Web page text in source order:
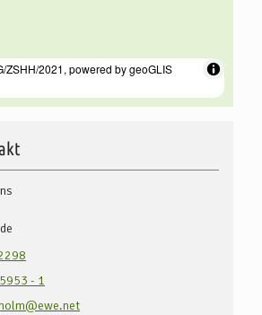
in der Lüneburger Heide
seit 1994
- 1